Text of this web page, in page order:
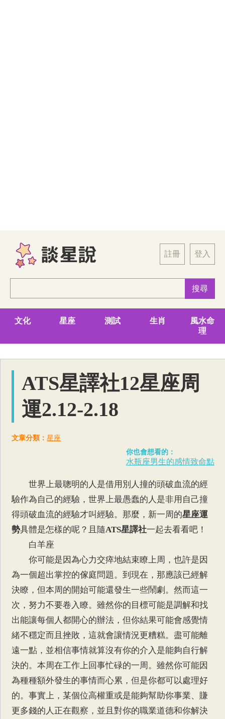
註冊 登入
文化 星座 測試 生肖
風水命
理
ATS星譯社12星座周
運2.12-2.18
文章分類：星座
你也會想看的：
水瓶座男生的感情致命點
世界上最聰明的人是借用別人撞的頭破血流的經
驗作為自己的經驗，世界上最愚蠢的人是非用自己撞
得頭破血流的經驗才叫經驗。那麼，新一周的星座運
勢具體是怎樣的呢？且隨ATS星譯社一起去看看吧！
白羊座
你可能是因為心力交瘁地結束瞭上周，也許是因
為一個超出掌控的傢庭問題。到現在，那應該已經解
決瞭，但本周的開始可能還發生一些鬧劇。然而這一
次，努力不要卷入瞭。雖然你的目標可能是調解和找
出能讓每個人都開心的辦法，但你結果可能會感覺情
緒不穩定而且挫敗，這就會讓情況更糟糕。盡可能離
遠一點，並相信事情就算沒有你的介入是能夠自行解
決的。本周在工作上回事忙碌的一周。雖然你可能因
為種種額外發生的事情而心累，但是你都可以處理好
的。事實上，某個位高權重或是能夠幫助你事業、賺
更多錢的人正在觀察，並且對你的職業道德和你解決